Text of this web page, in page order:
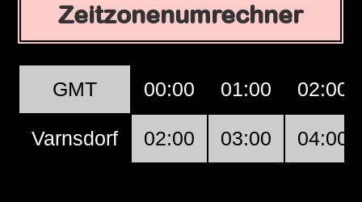
Zeitzonenumrechner
GMT 00:00 01:00 02:00
Varnsdorf 02:00 03:00 04:00